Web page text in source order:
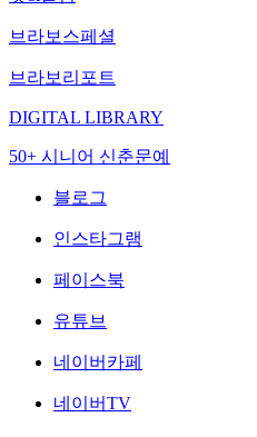
브라보스페셜
브라보리포트
DIGITAL LIBRARY
50+ 시니어 신춘문예
블로그
인스타그램
페이스북
유튜브
네이버카페
네이버TV